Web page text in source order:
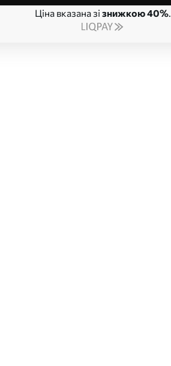
Ціна вказана зі знижкою 40%.